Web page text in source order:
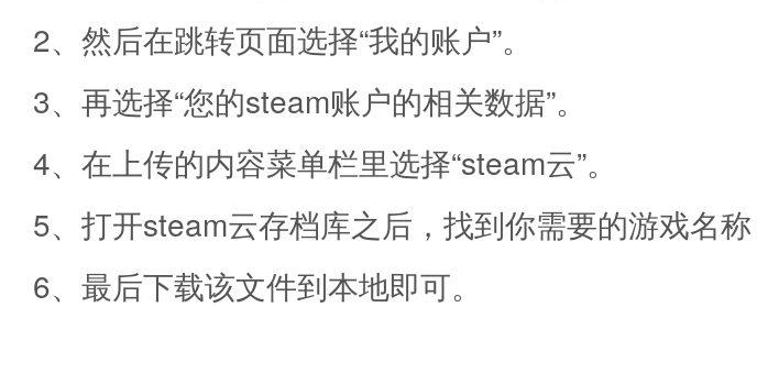
2、然后在跳转页面选择“我的账户”。
3、再选择“您的steam账户的相关数据”。
4、在上传的内容菜单栏里选择“steam云”。
5、打开steam云存档库之后，找到你需要的游戏名称
6、最后下载该文件到本地即可。